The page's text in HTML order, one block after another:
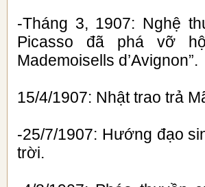
-Tháng 3, 1907: Nghệ
Picasso đã phá vỡ
Mademoisells d’Avignon”.
15/4/1907: Nhật trao trả
-25/7/1907: Hướng đạo
trời.